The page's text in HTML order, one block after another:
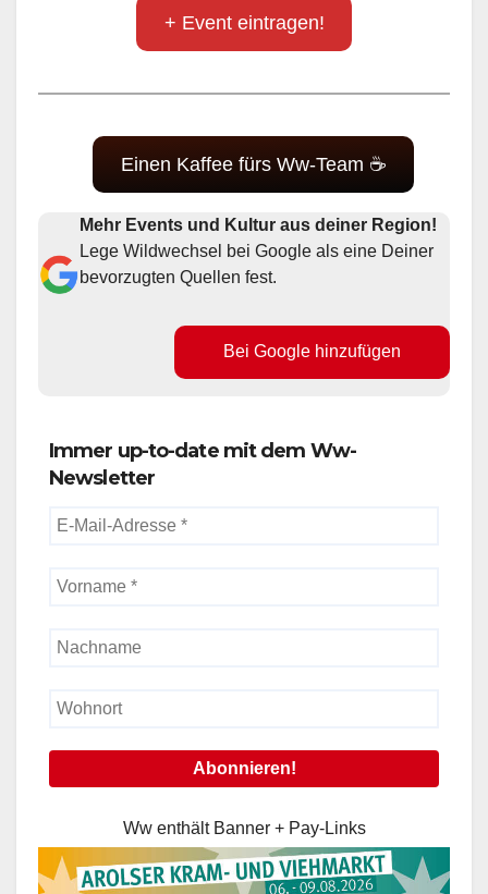
+ Event eintragen!
Einen Kaffee fürs Ww-Team ☕
Mehr Events und Kultur aus deiner Region!
Lege Wildwechsel bei Google als eine Deiner
bevorzugten Quellen fest.
Bei Google hinzufügen
Immer up-to-date mit dem Ww-
Newsletter
Ww enthält Banner + Pay-Links